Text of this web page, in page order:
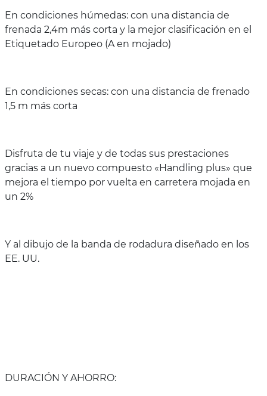
En condiciones húmedas: con una distancia de
frenada 2,4m más corta y la mejor clasificación en el
Etiquetado Europeo (A en mojado)
En condiciones secas: con una distancia de frenado
1,5 m más corta
Disfruta de tu viaje y de todas sus prestaciones
gracias a un nuevo compuesto «Handling plus» que
mejora el tiempo por vuelta en carretera mojada en
un 2%
Y al dibujo de la banda de rodadura diseñado en los
EE. UU.
DURACIÓN Y AHORRO: